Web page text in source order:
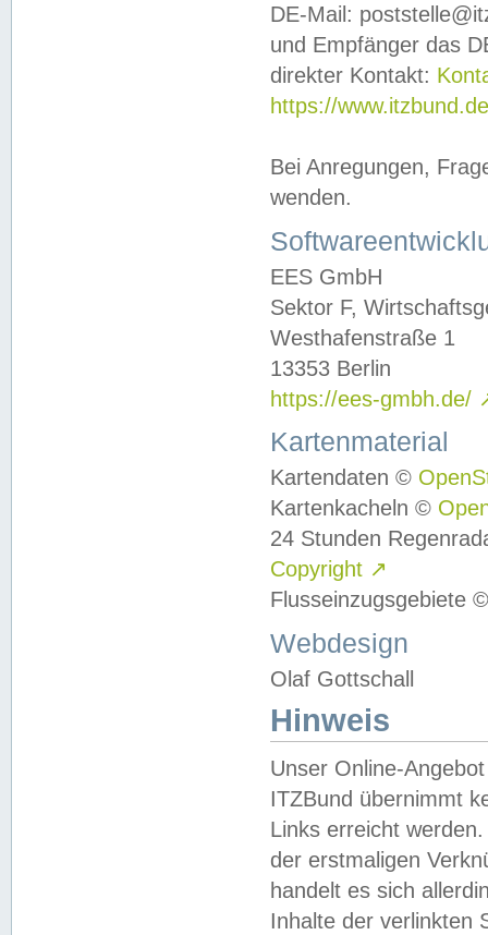
DE-Mail:
und Empfänger das
direkter Kontakt:
https://
Bei Anregungen,
wenden.
EES GmbH
Sektor F,
Westhafenstraße 1
13353 Berlin
https://ees-gmbh.de/
Kartenmaterial
Kartendaten ©
Kartenkacheln ©
24 Stunden
Copyright ↗
Flusseinzugsgebiete
Webdesign
Olaf Gottschall
Hinweis
Unser Online-
ITZBund übernimmt
Links erreicht
der erstmaligen
handelt es sich
Inhalte der verlinkten